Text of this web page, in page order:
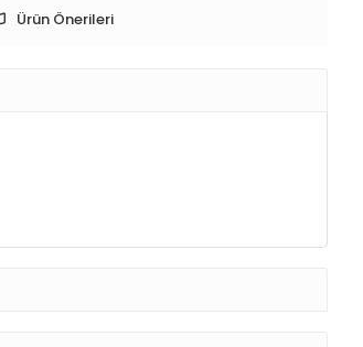
Ürün Önerileri